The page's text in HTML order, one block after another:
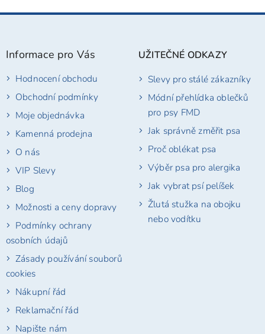
Z
Informace pro Vás
Hodnocení obchodu
Obchodní podmínky
Moje objednávka
Kamenná prodejna
O nás
VIP Slevy
Blog
Možnosti a ceny dopravy
Podmínky ochrany
osobních údajů
Zásady používání souborů
cookies
Nákupní řád
Reklamační řád
Napište nám
UŽITEČNÉ ODKAZY
Slevy pro stálé zákazníky
Módní přehlídka oblečků
pro psy FMD
Jak správně změřit psa
Proč oblékat psa
Výběr psa pro alergika
Jak vybrat psí pelíšek
Žlutá stužka na obojku
nebo vodítku